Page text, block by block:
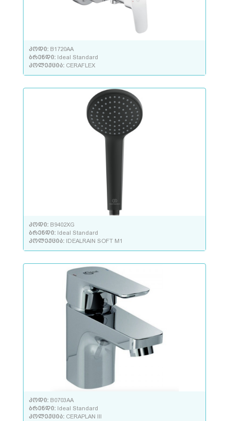
კოდი: B1720AA
ბრენდი: Ideal Standard
კოლექცია: CERAFLEX
კოდი: B9402XG
ბრენდი: Ideal Standard
კოლექცია:
IDEALRAIN SOFT M1
კოდი: B0703AA
ბრენდი: Ideal Standard
კოლექცია: CERAPLAN III